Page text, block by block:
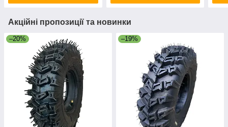
Акційні пропозиції та новинки
–20% –19%